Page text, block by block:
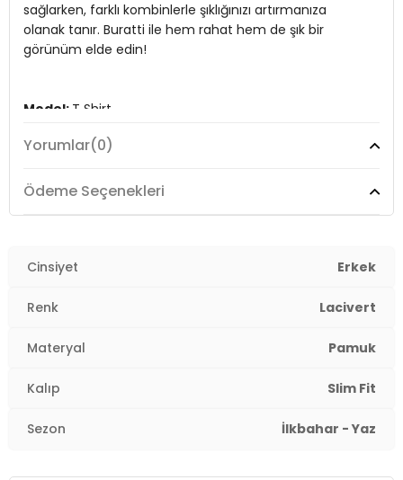
sağlarken, farklı kombinlerle şıklığınızı artırmanıza
olanak tanır. Buratti ile hem rahat hem de şık bir
görünüm elde edin!
Model: T Shirt
Materyal:%100 Cotton
Kalıp Bilgisi:Slim Fit
Yorumlar(0)
Ödeme Seçenekleri
Cinsiyet Erkek
Renk Lacivert
Materyal Pamuk
Kalıp Slim Fit
Sezon İlkbahar - Yaz